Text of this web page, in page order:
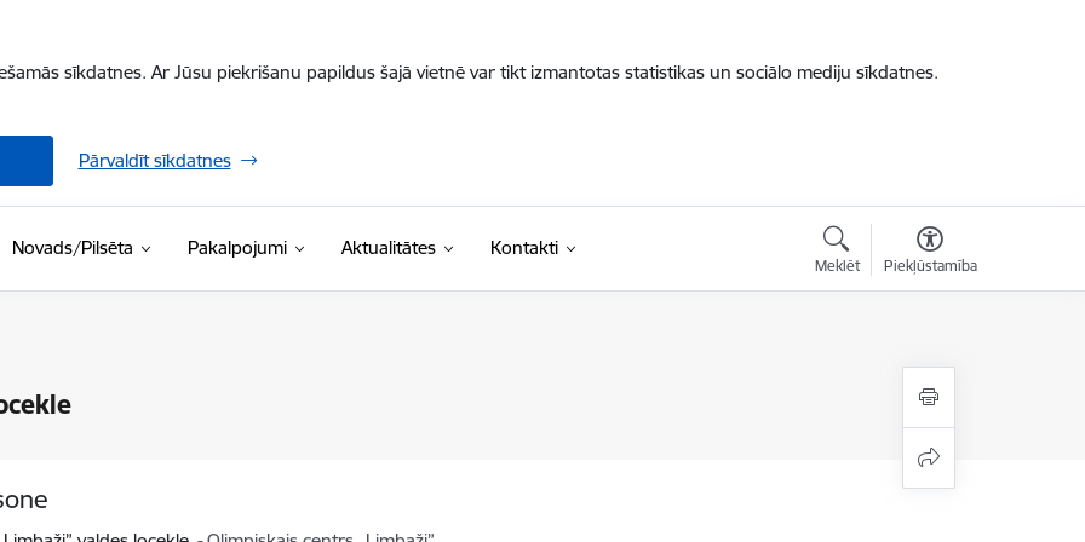
sīkdatnes. Ar Jūsu piekrišanu papildus šajā vietnē var tikt izmantotas statistikas un sociālo mediju sīkdatnes.
Pārvaldīt sīkdatnes
Novads/Pilsēta Pakalpojumi Aktualitātes Kontakti
Meklēt Piekļūstamība